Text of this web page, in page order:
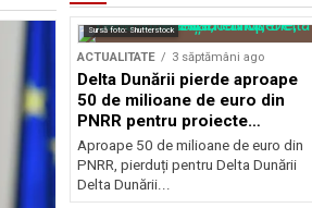
Sursă foto: Shutterstock
ACTUALITATE 3 săptămâni ago
Delta Dunării pierde aproape
50 de milioane de euro din
PNRR pentru proiecte
esențiale
Aproape 50 de milioane de euro din
PNRR, pierduți pentru Delta Dunării
Delta Dunării...